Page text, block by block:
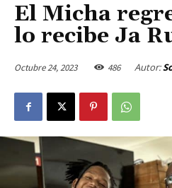
El Micha
lo recibe Ja
Octubre 24, 2023 486 Autor: